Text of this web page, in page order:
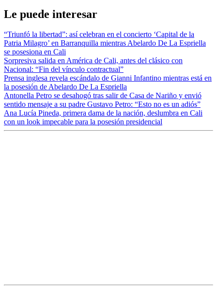
Le puede interesar
“Triunfó la libertad”: así celebran en el concierto ‘Capital de la
Patria Milagro’ en Barranquilla mientras Abelardo De La Espriella
se posesiona en Cali
Sorpresiva salida en América de Cali, antes del clásico con
Nacional: “Fin del vínculo contractual”
Prensa inglesa revela escándalo de Gianni Infantino mientras está en
la posesión de Abelardo De La Espriella
Antonella Petro se desahogó tras salir de Casa de Nariño y envió
sentido mensaje a su padre Gustavo Petro: “Esto no es un adiós”
Ana Lucía Pineda, primera dama de la nación, deslumbra en Cali
con un look impecable para la posesión presidencial